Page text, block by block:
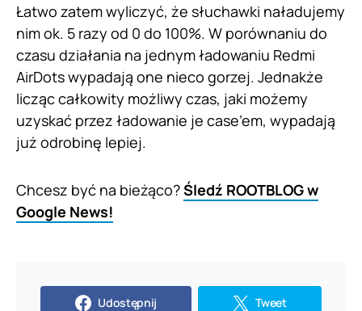
Łatwo zatem wyliczyć, że słuchawki naładujemy
nim ok. 5 razy od 0 do 100%. W porównaniu do
czasu działania na jednym ładowaniu Redmi
AirDots wypadają one nieco gorzej. Jednakże
licząc całkowity możliwy czas, jaki możemy
uzyskać przez ładowanie je case’em, wypadają
już odrobinę lepiej.
Chcesz być na bieżąco?Śledź ROOTBLOG w
Google News!
Udostępnij Tweet